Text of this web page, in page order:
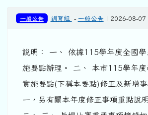
一般公告 訓育組 - 一般公告 | 2026-08-07
說明： 一、 依據115學年度全國學
施要點辦理。 二、 本市115學年度
實施要點(下稱本要點)修正及新增
一，另有關本年度修正事項重點說